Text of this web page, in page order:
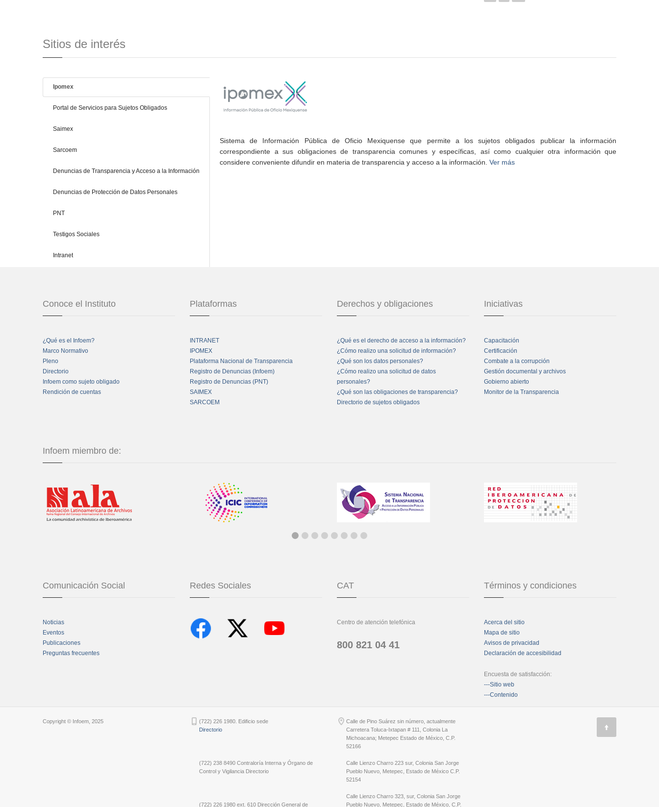
Sitios de interés
Ipomex
Portal de Servicios para Sujetos Obligados
Saimex
Sarcoem
Denuncias de Transparencia y Acceso a la Información
Denuncias de Protección de Datos Personales
PNT
Testigos Sociales
Intranet
Sistema de Información Pública de Oficio Mexiquense que permite a los sujetos obligados publicar la información
correspondiente a sus obligaciones de transparencia comunes y específicas, así como cualquier otra información que
considere conveniente difundir en materia de transparencia y acceso a la información. Ver más
Conoce el Instituto
¿Qué es el Infoem?
Marco Normativo
Pleno
Directorio
Infoem como sujeto obligado
Rendición de cuentas
Plataformas
INTRANET
IPOMEX
Plataforma Nacional de Transparencia
Registro de Denuncias (Infoem)
Registro de Denuncias (PNT)
SAIMEX
SARCOEM
Derechos y obligaciones
¿Qué es el derecho de acceso a la información?
¿Cómo realizo una solicitud de información?
¿Qué son los datos personales?
¿Cómo realizo una solicitud de datos
personales?
¿Qué son las obligaciones de transparencia?
Directorio de sujetos obligados
Iniciativas
Capacitación
Certificación
Combate a la corrupción
Gestión documental y archivos
Gobierno abierto
Monitor de la Transparencia
Infoem miembro de:
Comunicación Social
Noticias
Eventos
Publicaciones
Preguntas frecuentes
Redes Sociales CAT
Centro de atención telefónica
800 821 04 41
Términos y condiciones
Acerca del sitio
Mapa de sitio
Avisos de privacidad
Declaración de accesibilidad
Encuesta de satisfacción:
---Sitio web
---Contenido
Copyright © Infoem, 2025
(722) 226 1980. Edificio sede
Directorio
(722) 238 8490 Contraloría Interna y Órgano de
Control y Vigilancia Directorio
(722) 226 1980 ext. 610 Dirección General de
Calle de Pino Suárez sin número, actualmente
Carretera Toluca-Ixtapan # 111, Colonia La
Michoacana; Metepec Estado de México, C.P.
52166
Calle Lienzo Charro 223 sur, Colonia San Jorge
Pueblo Nuevo, Metepec, Estado de México C.P.
52154
Calle Lienzo Charro 323, sur, Colonia San Jorge
Pueblo Nuevo, Metepec, Estado de México, C.P.